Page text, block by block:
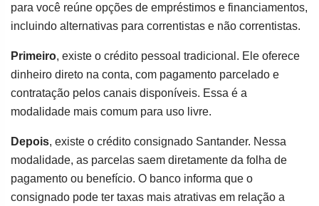
para você reúne opções de empréstimos e financiamentos,
incluindo alternativas para correntistas e não correntistas.
Primeiro, existe o crédito pessoal tradicional. Ele oferece
dinheiro direto na conta, com pagamento parcelado e
contratação pelos canais disponíveis. Essa é a
modalidade mais comum para uso livre.
Depois, existe o crédito consignado Santander. Nessa
modalidade, as parcelas saem diretamente da folha de
pagamento ou benefício. O banco informa que o
consignado pode ter taxas mais atrativas em relação a